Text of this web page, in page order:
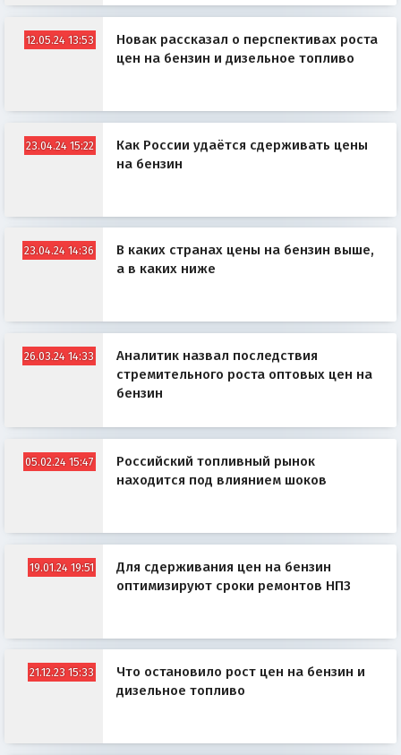
12.05.24 13:53
Новак рассказал о перспективах роста
цен на бензин и дизельное топливо
23.04.24 15:22
Как России удаётся сдерживать цены
на бензин
23.04.24 14:36
В каких странах цены на бензин выше,
а в каких ниже
26.03.24 14:33
Аналитик назвал последствия
стремительного роста оптовых цен на
бензин
05.02.24 15:47
Российский топливный рынок
находится под влиянием шоков
19.01.24 19:51
Для сдерживания цен на бензин
оптимизируют сроки ремонтов НПЗ
21.12.23 15:33
Что остановило рост цен на бензин и
дизельное топливо